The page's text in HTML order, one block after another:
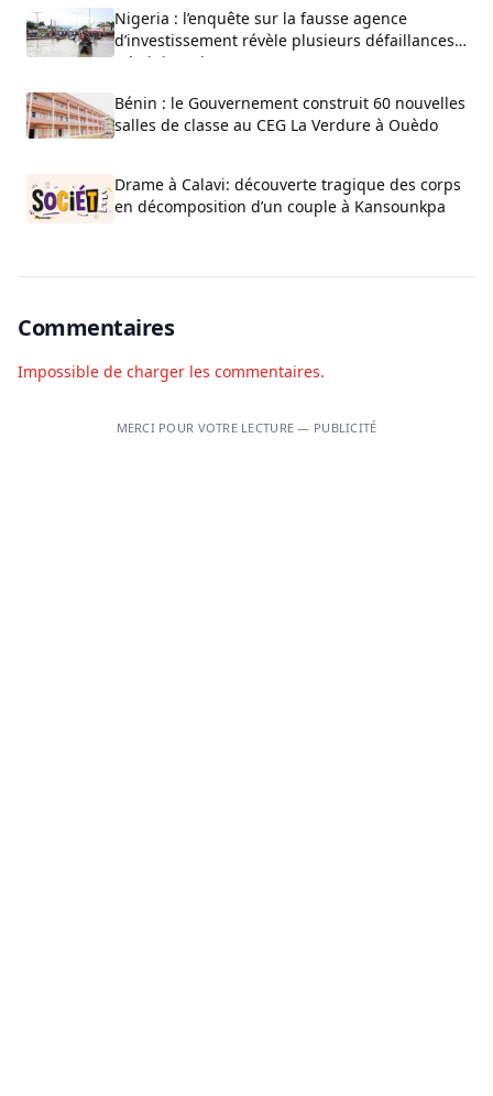
Nigeria : l’enquête sur la fausse agence
d’investissement révèle plusieurs défaillances
administratives
Bénin : le Gouvernement construit 60 nouvelles
salles de classe au CEG La Verdure à Ouèdo
Drame à Calavi: découverte tragique des corps
en décomposition d’un couple à Kansounkpa
Commentaires
Impossible de charger les commentaires.
MERCI POUR VOTRE LECTURE — PUBLICITÉ